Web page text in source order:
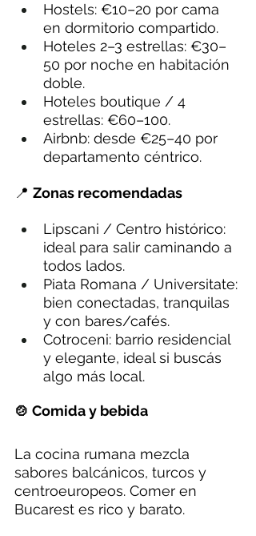
Hostels: €10–20 por cama
en dormitorio compartido.
Hoteles 2–3 estrellas: €30–
50 por noche en habitación
doble.
Hoteles boutique / 4
estrellas: €60–100.
Airbnb: desde €25–40 por
departamento céntrico.
📍 Zonas recomendadas
Lipscani / Centro histórico:
ideal para salir caminando a
todos lados.
Piata Romana / Universitate:
bien conectadas, tranquilas
y con bares/cafés.
Cotroceni: barrio residencial
y elegante, ideal si buscás
algo más local.
🍲 Comida y bebida
La cocina rumana mezcla
sabores balcánicos, turcos y
centroeuropeos. Comer en
Bucarest es rico y barato.